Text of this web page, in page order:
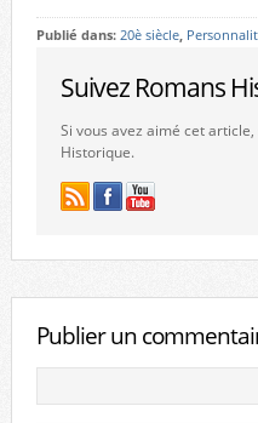
Publié dans: 20è siècle,
Suivez Romans
Si vous avez aimé cet
Historique.
Publier un